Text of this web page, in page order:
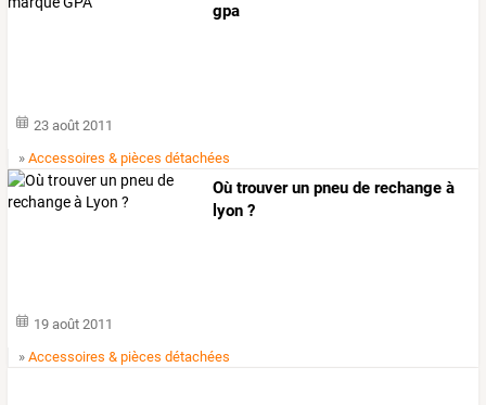
gpa
23 août 2011
»Accessoires & pièces détachées
Où trouver un pneu de rechange à
lyon ?
19 août 2011
»Accessoires & pièces détachées